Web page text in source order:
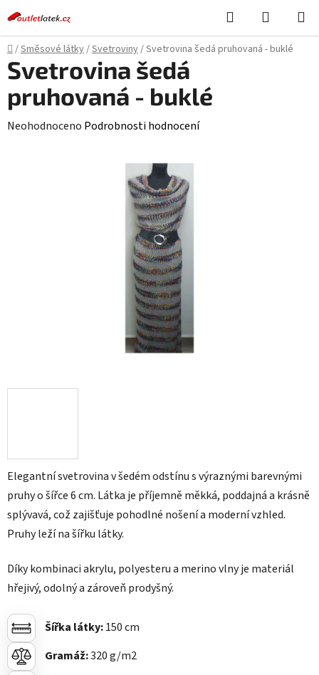
na
obsah
Hledat
KOŠÍK
Domů
/Směsové látky/Svetroviny/Svetrovina šedá pruhovaná - buklé
Elegantní svetrovina v šedém odstínu s výraznými barevnými
pruhy o šířce 6 cm. Látka je příjemně měkká, poddajná a krásně
splývavá, což zajišťuje pohodlné nošení a moderní vzhled.
Pruhy leží na šířku látky.
Díky kombinaci akrylu, polyesteru a merino vlny je materiál
hřejivý, odolný a zároveň prodyšný.
Šířka látky:150 cm
Gramáž:320g/m2
Svetrovina šedá
pruhovaná - buklé
Průměrné
Neohodnoceno Podrobnosti hodnocení